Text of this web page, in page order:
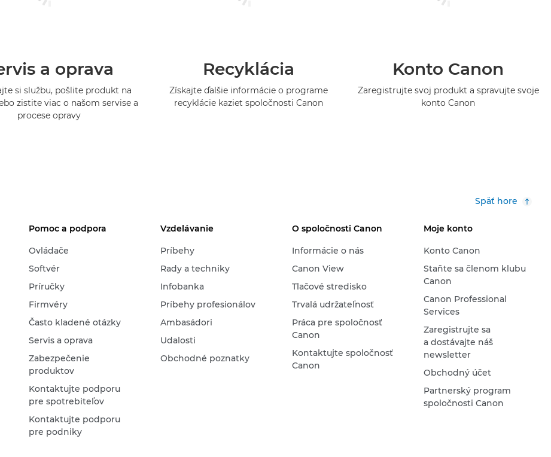
a oprava
si službu, pošlite produkt na
zistite viac o našom servise a
procese opravy
Recyklácia
Získajte ďalšie informácie o programe
recyklácie kaziet spoločnosti Canon
Konto Canon
Zaregistrujte svoj produkt a spravujte svoje
konto Canon
Späť hore
Pomoc a podpora
Ovládače
Softvér
Príručky
Firmvéry
Často kladené otázky
Servis a oprava
Zabezpečenie
produktov
Kontaktujte podporu
pre spotrebiteľov
Kontaktujte podporu
pre podniky
Vzdelávanie
Príbehy
Rady a techniky
Infobanka
Príbehy profesionálov
Ambasádori
Udalosti
Obchodné poznatky
O spoločnosti Canon
Informácie o nás
Canon View
Tlačové stredisko
Trvalá udržateľnosť
Práca pre spoločnosť
Canon
Kontaktujte spoločnosť
Canon
Moje konto
Konto Canon
Staňte sa členom klubu
Canon
Canon Professional
Services
Zaregistrujte sa
a dostávajte náš
newsletter
Obchodný účet
Partnerský program
spoločnosti Canon